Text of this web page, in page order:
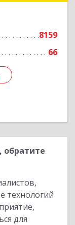
8159
66
технологий
для